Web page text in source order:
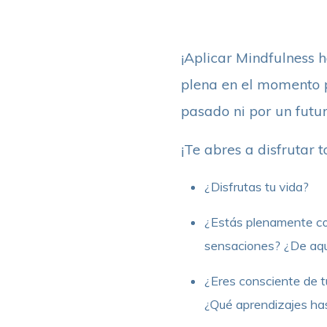
¡Aplicar Mindfulness
plena en el momento
pasado ni por un
¡Te abres a disfrutar
¿Disfrutas tu vida?
¿Estás plenamente
sensaciones? ¿De
¿Eres consciente de
¿Qué aprendizajes